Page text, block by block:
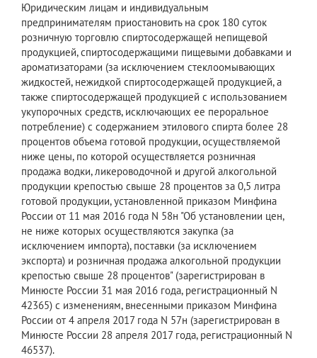
Юридическим лицам и индивидуальным
предпринимателям приостановить на срок 180 суток
розничную торговлю спиртосодержащей непищевой
продукцией, спиртосодержащими пищевыми добавками и
ароматизаторами (за исключением стеклоомывающих
жидкостей, нежидкой спиртосодержащей продукцией, а
также спиртосодержащей продукцией с использованием
укупорочных средств, исключающих ее пероральное
потребление) с содержанием этилового спирта более 28
процентов объема готовой продукции, осуществляемой
ниже цены, по которой осуществляется розничная
продажа водки, ликероводочной и другой алкогольной
продукции крепостью свыше 28 процентов за 0,5 литра
готовой продукции, установленной приказом Минфина
России от 11 мая 2016 года N 58н "Об установлении цен,
не ниже которых осуществляются закупка (за
исключением импорта), поставки (за исключением
экспорта) и розничная продажа алкогольной продукции
крепостью свыше 28 процентов" (зарегистрирован в
Минюсте России 31 мая 2016 года, регистрационный N
42365) с изменениям, внесенными приказом Минфина
России от 4 апреля 2017 года N 57н (зарегистрирован в
Минюсте России 28 апреля 2017 года, регистрационный N
46537).